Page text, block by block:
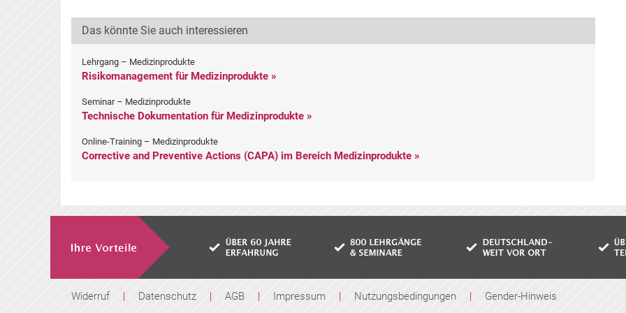
Das könnte Sie auch interessieren
Lehrgang – Medizinprodukte
Risikomanagement für Medizinprodukte »
Seminar – Medizinprodukte
Technische Dokumentation für Medizinprodukte »
Online-Training – Medizinprodukte
Corrective and Preventive Actions (CAPA) im Bereich Medizinprodukte »
Widerruf | Datenschutz | AGB | Impressum | Nutzungsbedingungen | Gender-Hinweis